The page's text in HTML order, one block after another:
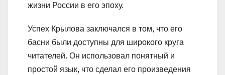
жизни России в его эпоху.
Успех Крылова заключался в том, что его
басни были доступны для широкого круга
читателей. Он использовал понятный и
простой язык, что сделал его произведения